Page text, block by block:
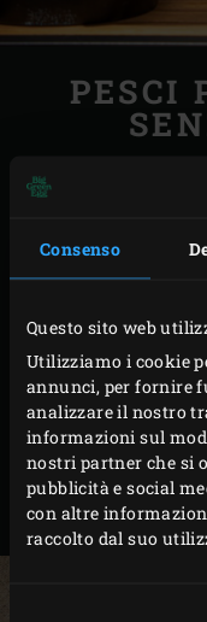
Consenso
Questo sito web
Utilizziamo i cookie
annunci, per fornire
analizzare il nostro
informazioni sul
nostri partner che si
pubblicità e social
con altre
raccolto dal suo
PESCI
Gli occhi di un pesce
rotondi. Oltre alle
fresca una latessadi
arancioni sulla sua
colore arancione
filetti di platessa
venga rimossa dal
ancora cotto, è un
da rimuovere una
lasciare la pelle, è